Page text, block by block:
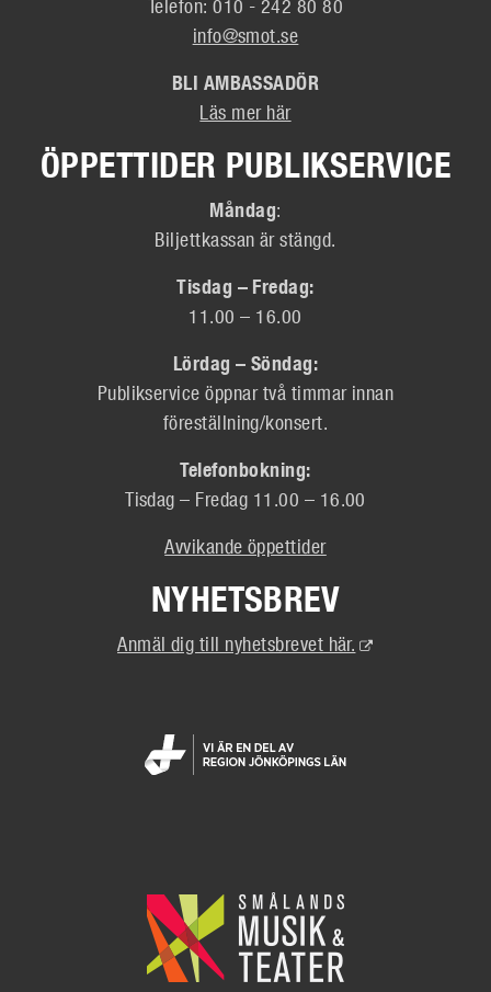
Telefon: 010 - 242 80 80
info@smot.se
BLI AMBASSADÖR
Läs mer här
ÖPPETTIDER PUBLIKSERVICE
Måndag:
Biljettkassan är stängd.
Tisdag – Fredag:
11.00 – 16.00
Lördag – Söndag:
Publikservice öppnar två timmar innan
föreställning/konsert.
Telefonbokning:
Tisdag – Fredag 11.00 – 16.00
Avvikande öppettider
NYHETSBREV
Anmäl dig till nyhetsbrevet här. (Extern